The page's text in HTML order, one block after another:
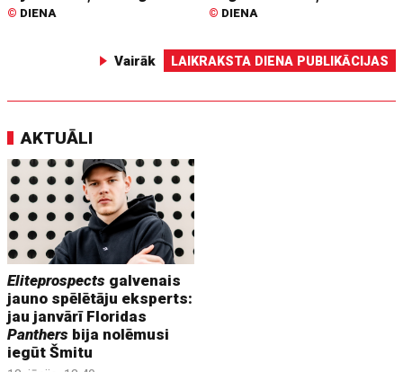
© DIENA © DIENA
Vairāk LAIKRAKSTA DIENA PUBLIKĀCIJAS
AKTUĀLI
Eliteprospects galvenais
jauno spēlētāju eksperts:
jau janvārī Floridas
Panthers bija nolēmusi
iegūt Šmitu